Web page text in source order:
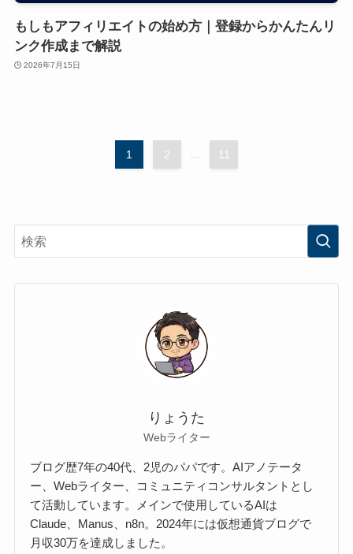
もしもアフィリエイトの始め方｜登録からかんたんリ
ンク作成まで解説
2026年7月15日
1 2 ... 11
りょうた
Webライター
ブログ歴7年の40代、2児のパパです。AIアノテータ
ー、Webライター、コミュニティコンサルタントとし
て活動しています。メインで使用しているAIは
Claude、Manus、n8n。2024年には仮想通貨ブログで
月収30万を達成しました。